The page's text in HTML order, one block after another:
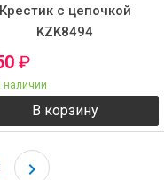
Крестик с цепочкой
KZK8494
₽
наличии
В корзину